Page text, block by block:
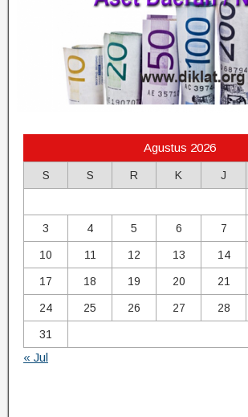
Agustus 2026
S S R K J
3 4 5 6 7
10 11 12 13 14
17 18 19 20 21
24 25 26 27 28
31
« Jul